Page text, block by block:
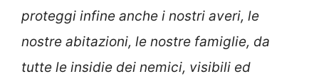
proteggi infine anche i nostri averi, le
nostre abitazioni, le nostre famiglie, da
tutte le insidie dei nemici, visibili ed